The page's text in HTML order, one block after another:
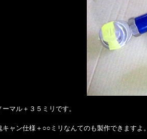
マル＋３５ミリです。
キャン仕様＋○○ミリなんてのも製作できますよ。